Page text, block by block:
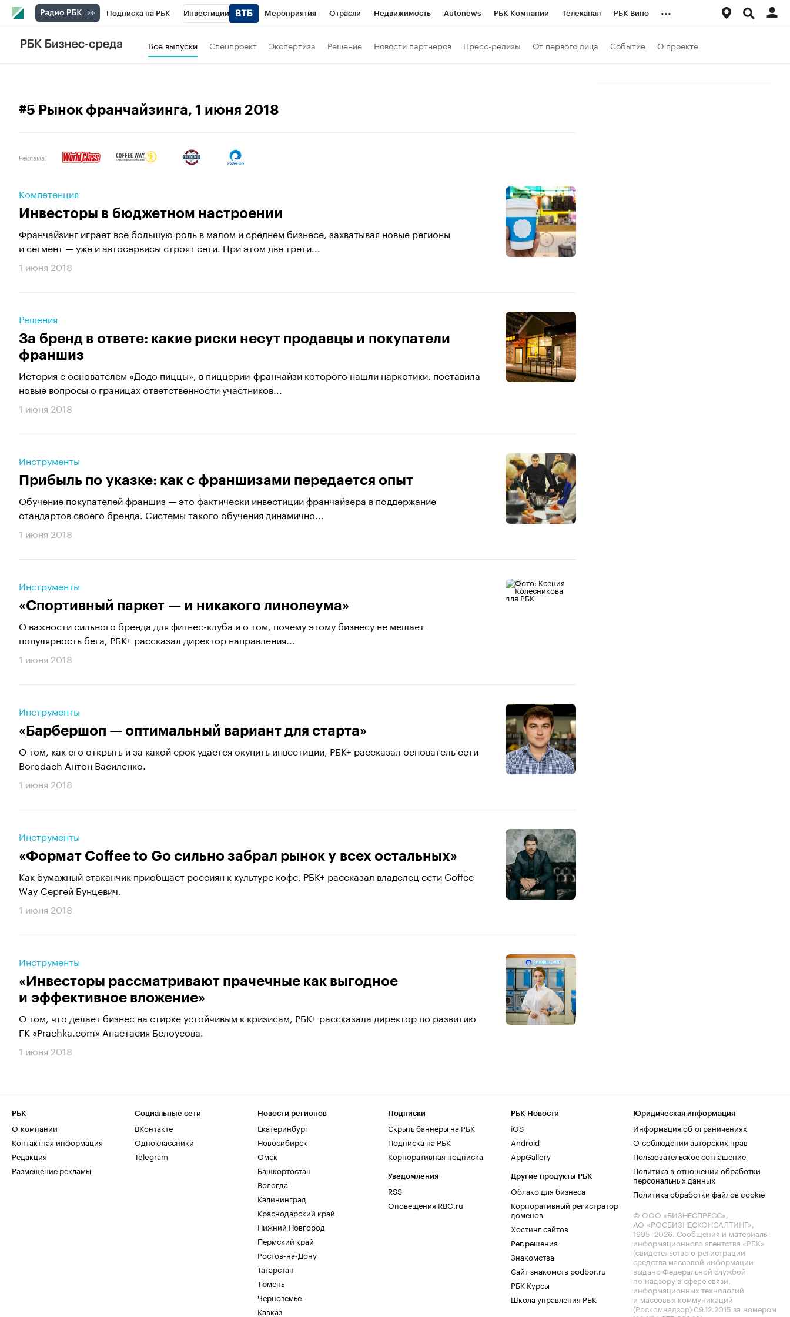
Подписка на РБК Инвестиции Мероприятия Отрасли Недвижимость Autonews РБК Компании Телеканал РБК Вино
Спорт
...
Все выпуски Спецпроект Экспертиза Решение Новости партнеров Пресс-релизы От первого лица Событие О проекте
#5 Рынок франчайзинга, 1 июня 2018
Реклама:
Компетенция
Инвесторы в бюджетном настроении
Франчайзинг играет все большую роль в малом и среднем бизнесе, захватывая новые регионы
и сегмент — уже и автосервисы строят сети. При этом две трети...
1 июня 2018
Решения
За бренд в ответе: какие риски несут продавцы и покупатели
франшиз
История с основателем «Додо пиццы», в пиццерии-франчайзи которого нашли наркотики, поставила
новые вопросы о границах ответственности участников...
1 июня 2018
Инструменты
Прибыль по указке: как с франшизами передается опыт
Обучение покупателей франшиз — это фактически инвестиции франчайзера в поддержание
стандартов своего бренда. Системы такого обучения динамично...
1 июня 2018
Инструменты
«Спортивный паркет — и никакого линолеума»
О важности сильного бренда для фитнес-клуба и о том, почему этому бизнесу не мешает
популярность бега, РБК+ рассказал директор направления...
1 июня 2018
Инструменты
«Барбершоп — оптимальный вариант для старта»
О том, как его открыть и за какой срок удастся окупить инвестиции, РБК+ рассказал основатель сети
Borodach Антон Василенко.
1 июня 2018
Инструменты
«Формат Coffee to Go сильно забрал рынок у всех остальных»
Как бумажный стаканчик приобщает россиян к культуре кофе, РБК+ рассказал владелец сети Coffee
Way Сергей Бунцевич.
1 июня 2018
Инструменты
«Инвесторы рассматривают прачечные как выгодное
и эффективное вложение»
О том, что делает бизнес на стирке устойчивым к кризисам, РБК+ рассказала директор по развитию
ГК «Prachka.com» Анастасия Белоусова.
1 июня 2018
РБК
О компании
Контактная информация
Редакция
Размещение рекламы
Социальные сети
ВКонтакте
Одноклассники
Telegram
Новости регионов
Екатеринбург
Новосибирск
Омск
Башкортостан
Вологда
Калининград
Краснодарский край
Нижний Новгород
Пермский край
Ростов-на-Дону
Татарстан
Тюмень
Черноземье
Кавказ
Подписки
Скрыть баннеры на РБК
Подписка на РБК
Корпоративная подписка
Уведомления
RSS
Оповещения RBC.ru
РБК Новости
iOS
Android
AppGallery
Другие продукты РБК
Облако для бизнеса
Корпоративный регистратор
доменов
Хостинг сайтов
Рег.решения
Знакомства
Сайт знакомств podbor.ru
РБК Курсы
Школа управления РБК
Юридическая информация
Информация об ограничениях
О соблюдении авторских прав
Пользовательское соглашение
Политика в отношении обработки
персональных данных
Политика обработки файлов cookie
© ООО «БИЗНЕСПРЕСС»,
АО «РОСБИЗНЕСКОНСАЛТИНГ»,
1995–2026. Сообщения и материалы
информационного агентства «РБК»
(свидетельство о регистрации
средства массовой информации
выдано Федеральной службой
по надзору в сфере связи,
информационных технологий
и массовых коммуникаций
(Роскомнадзор) 09.12.2015 за номером